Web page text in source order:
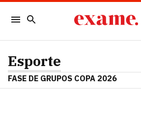
Esporte
FASE DE GRUPOS COPA 2026